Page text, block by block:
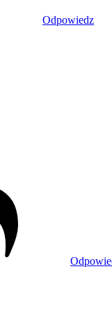
Odpowiedz